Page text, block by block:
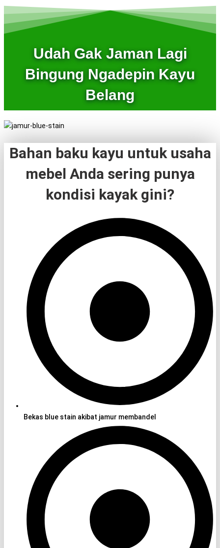
Udah Gak Jaman Lagi
Bingung Ngadepin Kayu
Belang
Bahan baku kayu untuk usaha
mebel Anda sering punya
kondisi kayak gini?
Bekas blue stain akibat jamur membandel